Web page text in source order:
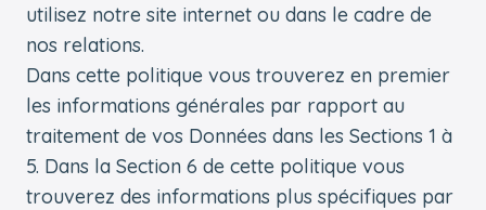
utilisez notre site internet ou dans le cadre de
nos relations.
Dans cette politique vous trouverez en premier
les informations générales par rapport au
traitement de vos Données dans les Sections 1 à
5. Dans la Section 6 de cette politique vous
trouverez des informations plus spécifiques par